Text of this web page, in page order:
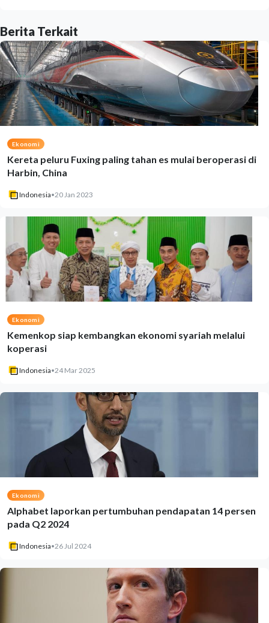
Berita Terkait
Ekonomi
Kereta peluru Fuxing paling tahan es mulai beroperasi di
Harbin, China
Indonesia•20 Jan 2023
Ekonomi
Kemenkop siap kembangkan ekonomi syariah melalui
koperasi
Indonesia•24 Mar 2025
Ekonomi
Alphabet laporkan pertumbuhan pendapatan 14 persen
pada Q2 2024
Indonesia•26 Jul 2024